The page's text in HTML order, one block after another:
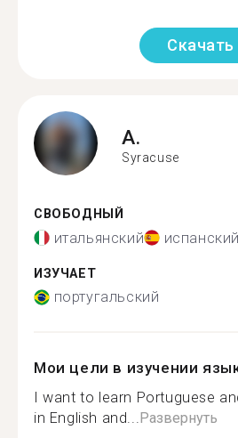
A.
Syracuse
СВОБОДНЫЙ
итальянский испанский
ИЗУЧАЕТ
португальский
Мои цели в изучении
I want to learn Portuguese
in English and...Развернуть